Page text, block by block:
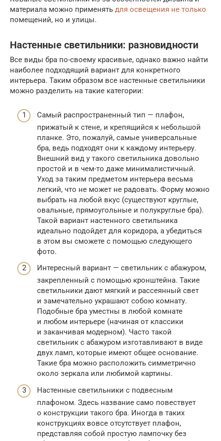
материала можно применять для освещения не только
помещений, но и улицы.
Настенные светильники: разновидности
Все виды бра по-своему красивые, однако важно найти
наиболее подходящий вариант для конкретного
интерьера. Таким образом все настенные светильники
можно разделить на такие категории:
Самый распространенный тип — плафон,
прижатый к стене, и крепящийся к небольшой
планке. Это, пожалуй, самые универсальные
бра, ведь подходят они к каждому интерьеру.
Внешний вид у такого светильника довольно
простой и в чем-то даже минималистичный.
Уход за таким предметом интерьера весьма
легкий, что не может не радовать. Форму можно
выбрать на любой вкус (существуют круглые,
овальные, прямоугольные и полукруглые бра).
Такой вариант настенного светильника
идеально подойдет для коридора, а убедиться
в этом вы сможете с помощью следующего
фото.
Интересный вариант — светильник с абажуром,
закрепленный с помощью кронштейна. Такие
светильники дают мягкий и рассеянный свет
и замечательно украшают собою комнату.
Подобные бра уместны в любой комнате
и любом интерьере (начиная от классики
и заканчивая модерном). Часто такой
светильник с абажуром изготавливают в виде
двух ламп, которые имеют общее основание.
Такие бра можно расположить симметрично
около зеркала или любимой картины.
Настенные светильники с подвесным
плафоном. Здесь название само повествует
о конструкции такого бра. Иногда в таких
конструкциях вовсе отсутствует плафон,
представляя собой простую лампочку без